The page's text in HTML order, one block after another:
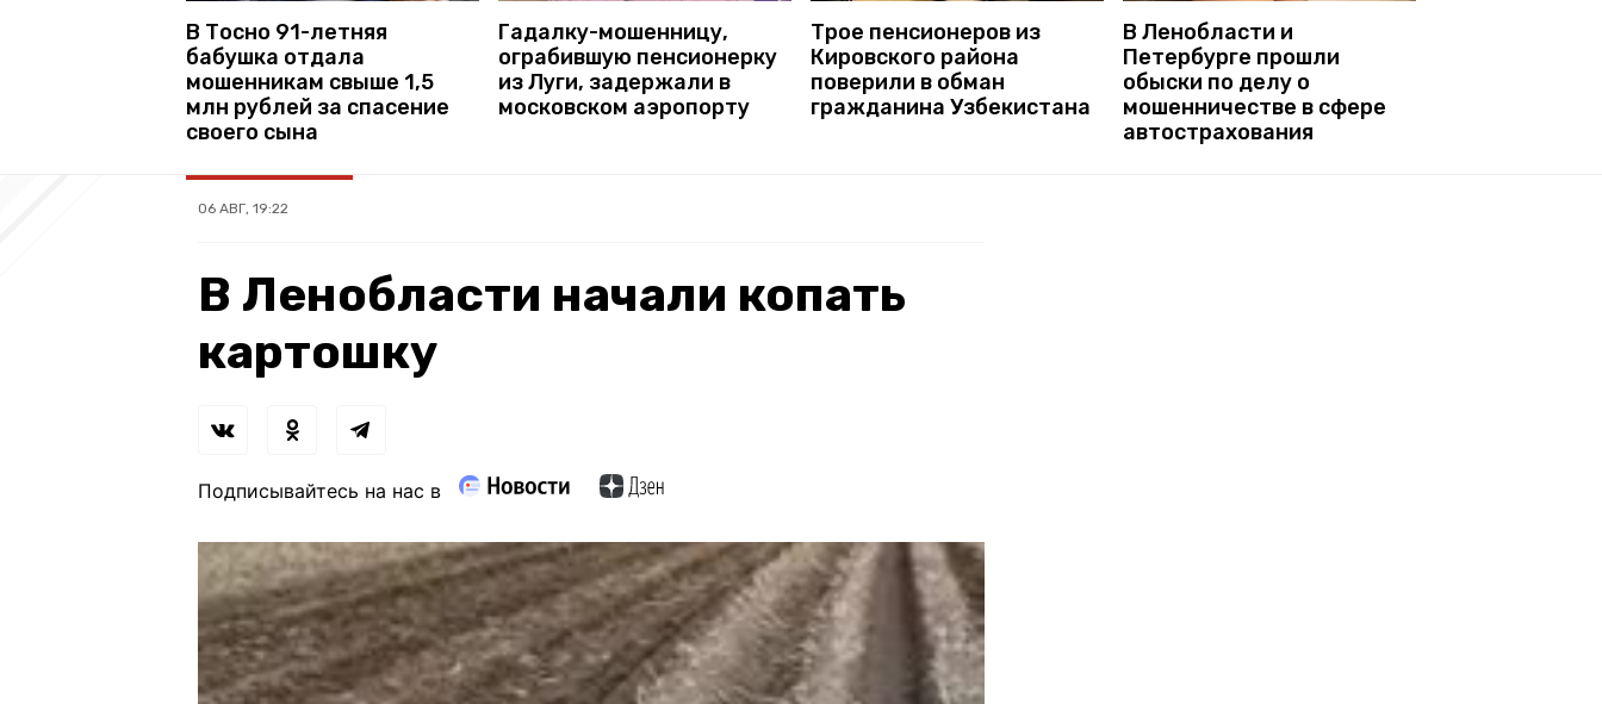
В Тосно 91-летняя
бабушка отдала
мошенникам свыше 1,5
млн рублей за спасение
своего сына
Гадалку-мошенницу,
ограбившую пенсионерку
из Луги, задержали в
московском аэропорту
Трое пенсионеров из
Кировского района
поверили в обман
гражданина Узбекистана
В Ленобласти и
Петербурге прошли
обыски по делу о
мошенничестве в сфере
автострахования
06 АВГ, 19:22
В Ленобласти начали копать
картошку
Подписывайтесь на нас в